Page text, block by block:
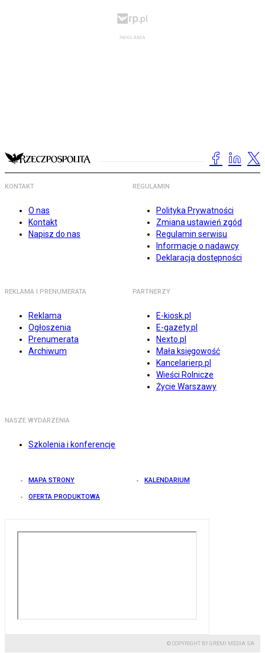
KONTAKT
O nas
Kontakt
Napisz do nas
REGULAMIN
Polityka Prywatności
Zmiana ustawień zgód
Regulamin serwisu
Informacje o nadawcy
Deklaracja dostępności
REKLAMA I PRENUMERATA
Reklama
Ogłoszenia
Prenumerata
Archiwum
PARTNERZY
E-kiosk.pl
E-gazety.pl
Nexto.pl
Mała księgowość
Kancelarierp.pl
Wieści Rolnicze
Życie Warszawy
NASZE WYDARZENIA
Szkolenia i konferencje
MAPA STRONY KALENDARIUM
OFERTA PRODUKTOWA
© COPYRIGHT BY GREMI MEDIA SA